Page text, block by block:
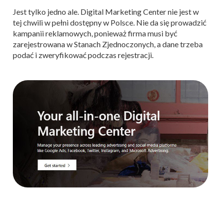
Jest tylko jedno ale. Digital Marketing Center nie jest w
tej chwili w pełni dostępny w Polsce. Nie da się prowadzić
kampanii reklamowych, ponieważ firma musi być
zarejestrowana w Stanach Zjednoczonych, a dane trzeba
podać i zweryfikować podczas rejestracji.